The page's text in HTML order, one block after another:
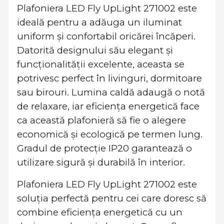
Plafoniera LED Fly UpLight 271002 este
ideală pentru a adăuga un iluminat
uniform și confortabil oricărei încăperi.
Datorită designului său elegant și
funcționalității excelente, aceasta se
potrivesc perfect în livinguri, dormitoare
sau birouri. Lumina caldă adaugă o notă
de relaxare, iar eficiența energetică face
ca această plafonieră să fie o alegere
economică și ecologică pe termen lung.
Gradul de protecție IP20 garantează o
utilizare sigură și durabilă în interior.
Plafoniera LED Fly UpLight 271002 este
soluția perfectă pentru cei care doresc să
combine eficiența energetică cu un